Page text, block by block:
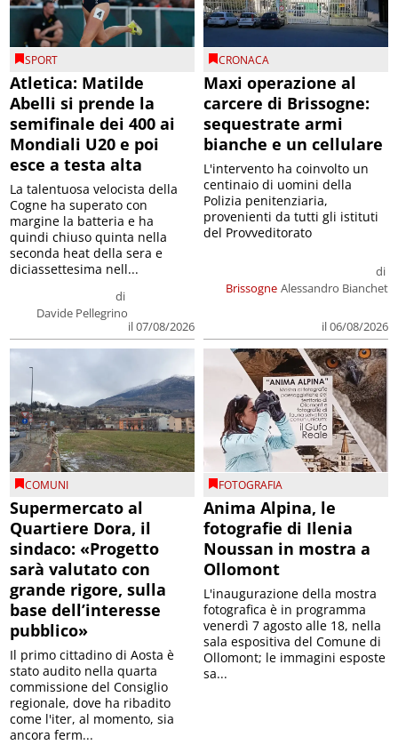
SPORT
Atletica: Matilde
Abelli si prende la
semifinale dei 400 ai
Mondiali U20 e poi
esce a testa alta
di
Davide Pellegrino
il 07/08/2026
La talentuosa velocista della
Cogne ha superato con
margine la batteria e ha
quindi chiuso quinta nella
seconda heat della sera e
diciassettesima nell...
CRONACA
Maxi operazione al
carcere di Brissogne:
sequestrate armi
bianche e un cellulare
Brissogne
di
Alessandro Bianchet
il 06/08/2026
L'intervento ha coinvolto un
centinaio di uomini della
Polizia penitenziaria,
provenienti da tutti gli istituti
del Provveditorato
COMUNI
Supermercato al
Quartiere Dora, il
sindaco: «Progetto
sarà valutato con
grande rigore, sulla
base dell’interesse
pubblico»
Il primo cittadino di Aosta è
stato audito nella quarta
commissione del Consiglio
regionale, dove ha ribadito
come l'iter, al momento, sia
ancora ferm...
FOTOGRAFIA
Anima Alpina, le
fotografie di Ilenia
Noussan in mostra a
Ollomont
L'inaugurazione della mostra
fotografica è in programma
venerdì 7 agosto alle 18, nella
sala espositiva del Comune di
Ollomont; le immagini esposte
sa...